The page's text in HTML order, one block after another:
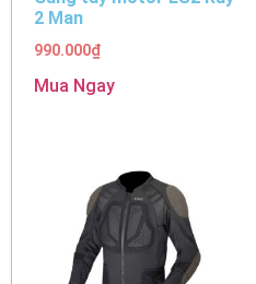
2 Man
990.000₫
Mua Ngay